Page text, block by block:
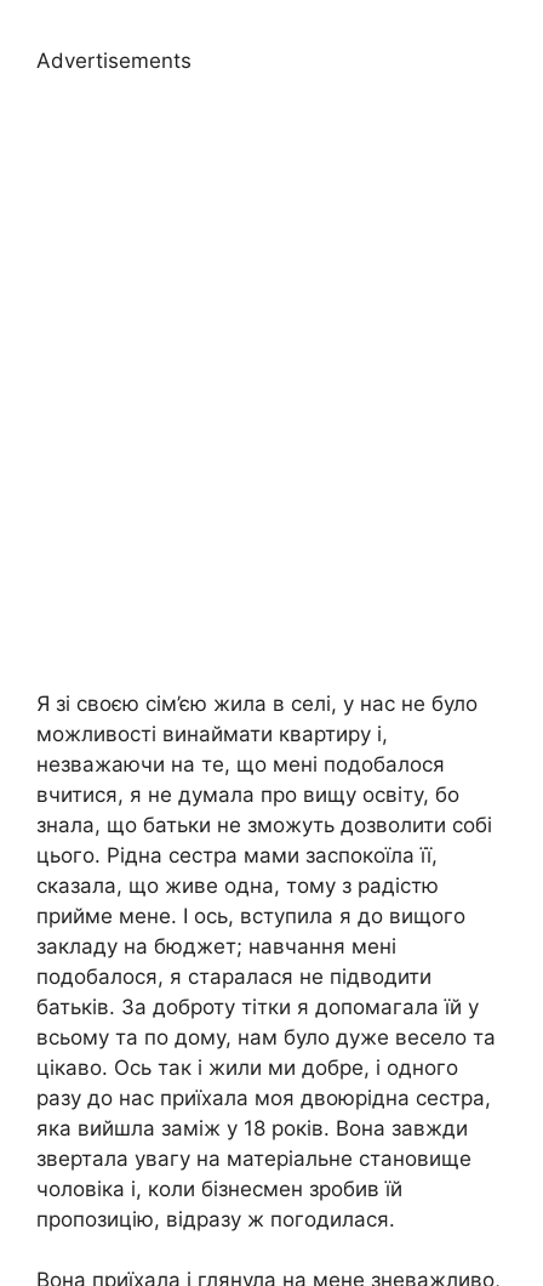
Advertisements
Я зі своєю сім’єю жила в селі, у нас не було
можливості винаймати квартиру і,
незважаючи на те, що мені подобалося
вчитися, я не думала про вищу освіту, бо
знала, що батьки не зможуть дозволити собі
цього. Рідна сестра мами заспокоїла її,
сказала, що живе одна, тому з радістю
прийме мене. І ось, вступила я до вищого
закладу на бюджет; навчання мені
подобалося, я старалася не підводити
батьків. За доброту тітки я допомагала їй у
всьому та по дому, нам було дуже весело та
цікаво. Ось так і жили ми добре, і одного
разу до нас приїхала моя двоюрідна сестра,
яка вийшла заміж у 18 років. Вона завжди
звертала увагу на матеріальне становище
чоловіка і, коли бізнесмен зробив їй
пропозицію, відразу ж погодилася.
Вона приїхала і глянула на мене зневажливо,